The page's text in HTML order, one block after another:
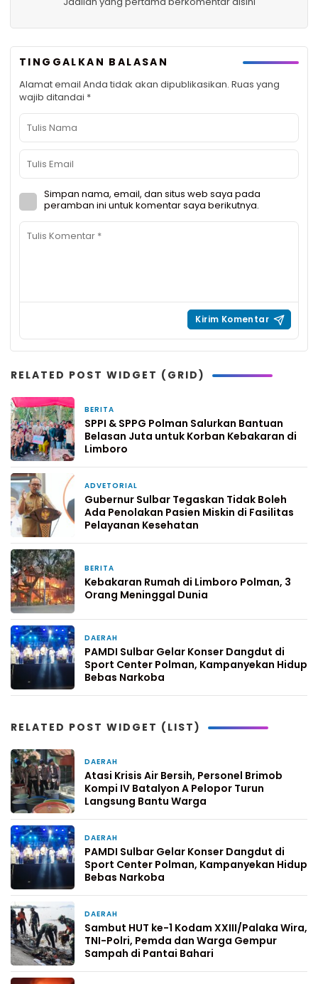
TINGGALKAN BALASAN
Alamat email Anda tidak akan dipublikasikan. Ruas yang
wajib ditandai *
Simpan nama, email, dan situs web saya pada
peramban ini untuk komentar saya berikutnya.
RELATED POST WIDGET (GRID)
BERITA
SPPI & SPPG Polman Salurkan Bantuan
Belasan Juta untuk Korban Kebakaran di
Limboro
ADVETORIAL
Gubernur Sulbar Tegaskan Tidak Boleh
Ada Penolakan Pasien Miskin di Fasilitas
Pelayanan Kesehatan
BERITA
Kebakaran Rumah di Limboro Polman, 3
Orang Meninggal Dunia
DAERAH
PAMDI Sulbar Gelar Konser Dangdut di
Sport Center Polman, Kampanyekan Hidup
Bebas Narkoba
RELATED POST WIDGET (LIST)
DAERAH
Atasi Krisis Air Bersih, Personel Brimob
Kompi IV Batalyon A Pelopor Turun
Langsung Bantu Warga
DAERAH
PAMDI Sulbar Gelar Konser Dangdut di
Sport Center Polman, Kampanyekan Hidup
Bebas Narkoba
DAERAH
Sambut HUT ke-1 Kodam XXIII/Palaka Wira,
TNI-Polri, Pemda dan Warga Gempur
Sampah di Pantai Bahari